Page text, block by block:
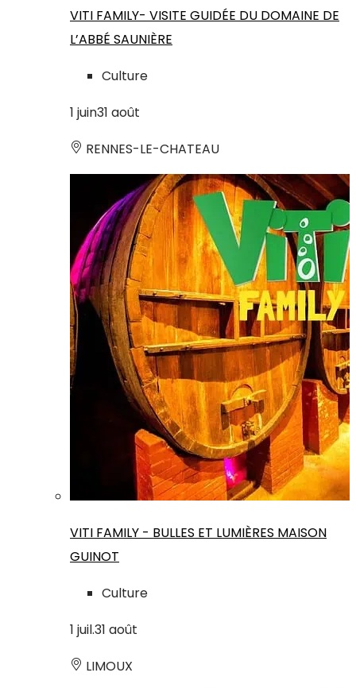
VITI FAMILY- VISITE GUIDÉE DU DOMAINE DE
L’ABBÉ SAUNIÈRE
Culture
1 juin31 août
RENNES-LE-CHATEAU
VITI FAMILY - BULLES ET LUMIÈRES MAISON
GUINOT
Culture
1 juil.31 août
LIMOUX